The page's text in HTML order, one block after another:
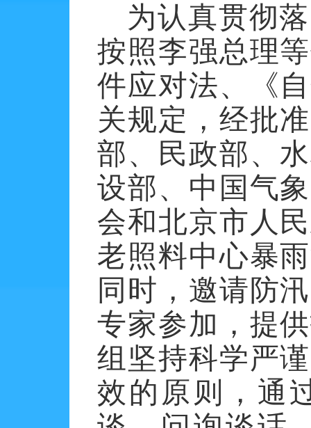
为认真贯彻
按照李强总理
件应对法、《
关规定，经批
部、民政部、
设部、中国气
会和北京市人
老照料中心暴
同时，邀请防
专家参加，提
组坚持科学严
效的原则，通